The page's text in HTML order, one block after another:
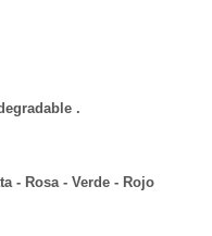
.
- Rosa - Verde - Rojo